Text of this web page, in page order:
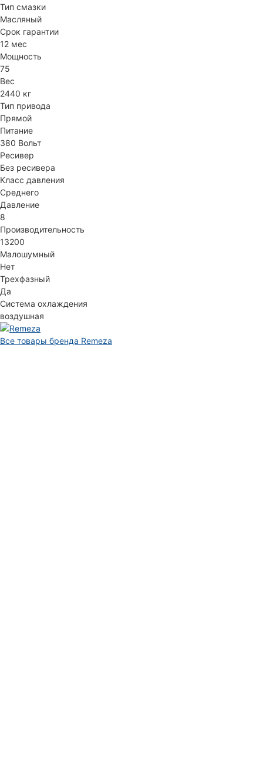
Тип смазки
Масляный
Срок гарантии
12 мес
Мощность
75
Вес
2440 кг
Тип привода
Прямой
Питание
380 Вольт
Ресивер
Без ресивера
Класс давления
Среднего
Давление
8
Производительность
13200
Малошумный
Нет
Трехфазный
Да
Система охлаждения
воздушная
Все товары бренда Remeza